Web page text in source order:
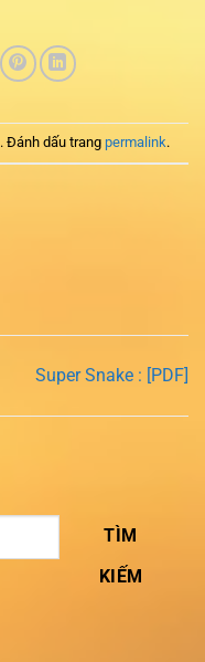
. Đánh dấu trang permalink.
Super Snake : [PDF]
TÌM
KIẾM